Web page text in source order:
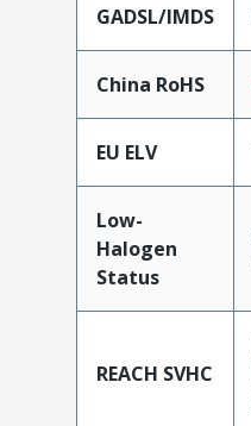
GADSL/IMDS
China RoHS
EU ELV
Low-
Halogen
Status
REACH SVHC